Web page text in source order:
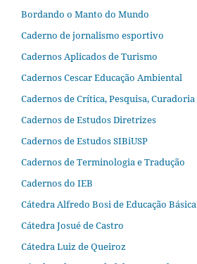
Bordando o Manto do Mundo
Caderno de jornalismo esportivo
Cadernos Aplicados de Turismo
Cadernos Cescar Educação Ambiental
Cadernos de Crítica, Pesquisa,
Cadernos de Estudos Diretrizes
Cadernos de Estudos SIBiUSP
Cadernos de Terminologia e Tradução
Cadernos do IEB
Cátedra Alfredo Bosi de Educação Básica
Cátedra Josué de Castro
Cátedra Luiz de Queiroz